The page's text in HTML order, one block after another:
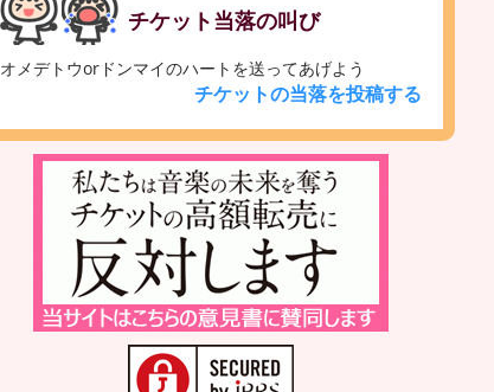
チケット当落の叫び
オメデトウorドンマイのハートを送ってあげよう
チケットの当落を投稿する